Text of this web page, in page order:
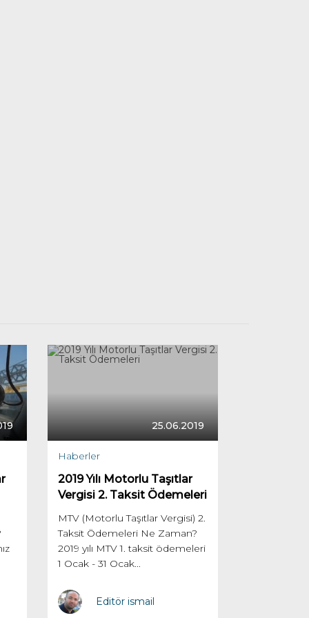
25.06.2019
Haberler
2019 Yılı Motorlu Taşıtlar
Vergisi 2. Taksit Ödemeleri
MTV (Motorlu Taşıtlar Vergisi) 2.
Taksit Ödemeleri Ne Zaman?
2019 yılı MTV 1. taksit ödemeleri
1 Ocak - 31 Ocak...
Editör ismail